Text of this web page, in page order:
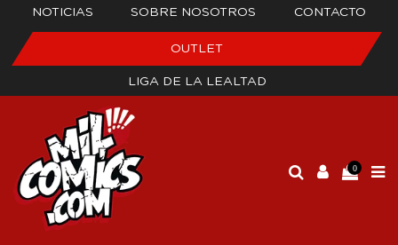
NOTICIAS SOBRE NOSOTROS CONTACTO
OUTLET
LIGA DE LA LEALTAD
0